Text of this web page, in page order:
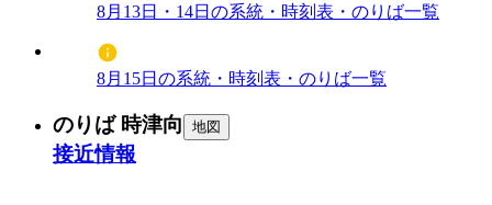
8月13日・14日の系統・時刻表・のりば一覧
8月15日の系統・時刻表・のりば一覧
のりば 時津向 地図
接近情報